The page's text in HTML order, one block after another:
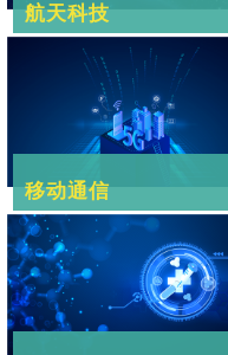
航天科技
移动通信